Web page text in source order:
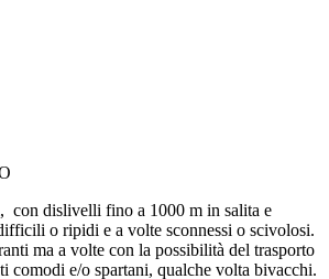
con dislivelli fino a 1000 m in salita e
o ripidi e a volte sconnessi o scivolosi.
ma a volte con la possibilità del trasporto
comodi e/o spartani, qualche volta bivacchi.